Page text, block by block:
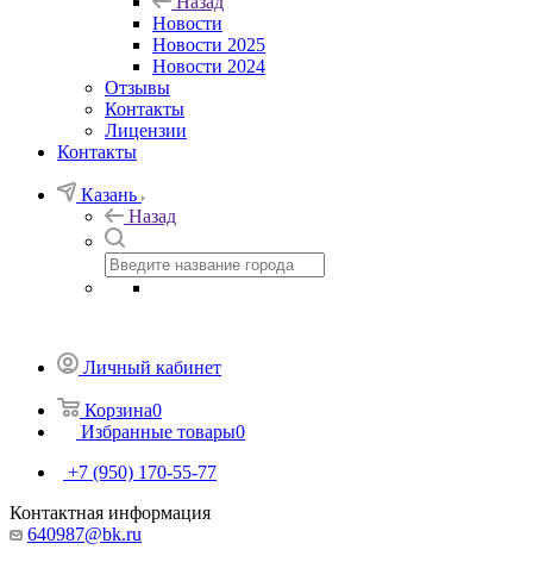
Новости
Новости 2025
Новости 2024
Отзывы
Контакты
Лицензии
Контакты
Казань
Назад
Личный кабинет
Корзина0
Избранные товары0
+7 (950) 170-55-77
Контактная информация
640987@bk.ru